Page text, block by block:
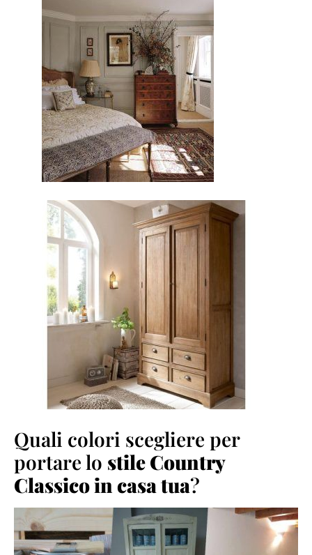
Quali colori scegliere per
portare lo stile Country
Classico in casa tua?